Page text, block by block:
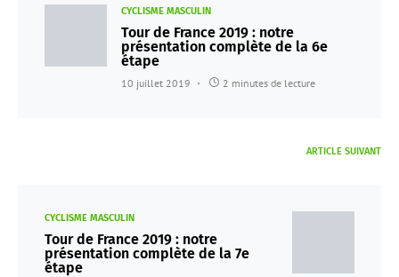
CYCLISME MASCULIN
Tour de France 2019 : notre
présentation complète de la 6e
étape
10 juillet 2019 2 minutes de lecture
ARTICLE SUIVANT
CYCLISME MASCULIN
Tour de France 2019 : notre
présentation complète de la 7e
étape